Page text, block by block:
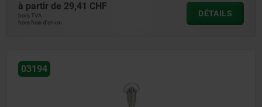
à partir de 29,41 CHF
hors TVA
hors frais d’envoi
DÉTAILS
03194